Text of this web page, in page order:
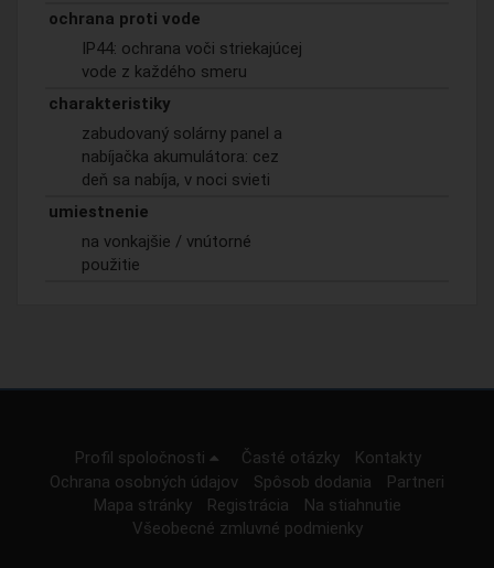
ochrana proti vode
IP44: ochrana voči striekajúcej
vode z každého smeru
charakteristiky
zabudovaný solárny panel a
nabíjačka akumulátora: cez
deň sa nabíja, v noci svieti
umiestnenie
na vonkajšie / vnútorné
použitie
Profil spoločnosti Časté otázky
Kontakty
Ochrana osobných údajov
Spôsob dodania
Partneri
Mapa stránky
Registrácia
Na stiahnutie
Všeobecné zmluvné podmienky